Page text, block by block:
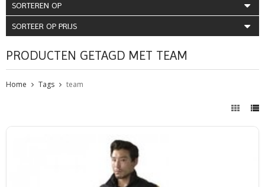
SORTEREN OP
SORTEER OP PRIJS
PRODUCTEN GETAGD MET TEAM
Home Tags team